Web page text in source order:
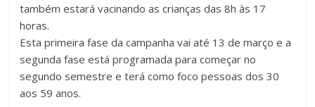
também estará vacinando as crianças das 8h às 17
horas.
Esta primeira fase da campanha vai até 13 de março e a
segunda fase está programada para começar no
segundo semestre e terá como foco pessoas dos 30
aos 59 anos.